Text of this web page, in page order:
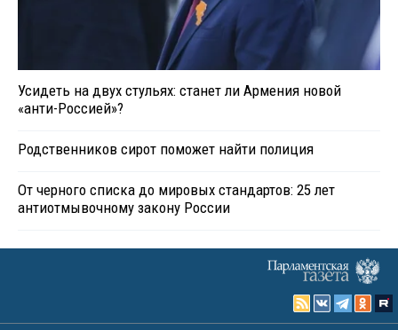
Усидеть на двух стульях: станет ли Армения новой
«анти-Россией»?
Родственников сирот поможет найти полиция
От черного списка до мировых стандартов: 25 лет
антиотмывочному закону России